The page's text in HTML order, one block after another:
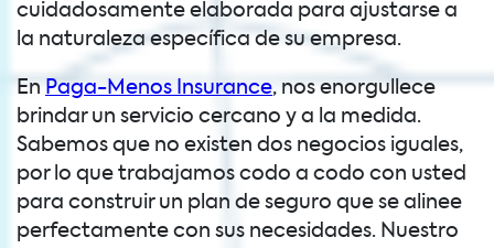
cuidadosamente elaborada para ajustarse a
la naturaleza específica de su empresa.
En Paga-Menos Insurance, nos enorgullece
brindar un servicio cercano y a la medida.
Sabemos que no existen dos negocios iguales,
por lo que trabajamos codo a codo con usted
para construir un plan de seguro que se alinee
perfectamente con sus necesidades. Nuestro